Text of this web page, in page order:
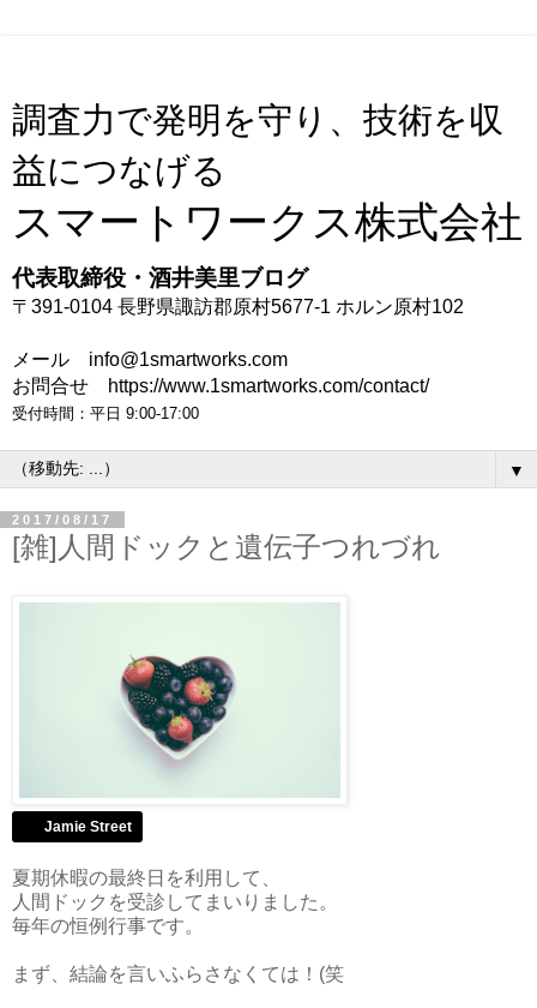
調査力で発明を守り、技術を収
益につなげる
スマートワークス株式会社
代表取締役・酒井美里ブログ
〒391-0104 長野県諏訪郡原村5677-1 ホルン原村102
メール info@1smartworks.com
お問合せ https://www.1smartworks.com/contact/
受付時間：平日 9:00-17:00
▼
2017/08/17
[雑]人間ドックと遺伝子つれづれ
Jamie Street
夏期休暇の最終日を利用して、
人間ドックを受診してまいりました。
毎年の恒例行事です。
まず、結論を言いふらさなくては！(笑